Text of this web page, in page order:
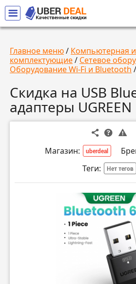
Главное меню/ Компьютерная и
комплектующие/ Сетевое
Оборудование Wi-Fi и Bluetooth /
Скидка на USB
адаптеры UGREEN
Магазин: uberdeal
Теги: Нет тегов